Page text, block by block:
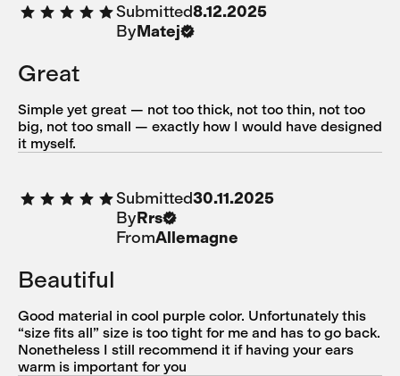
Submitted8.12.2025
ByMatej
Great
Simple yet great — not too thick, not too thin, not too
big, not too small — exactly how I would have designed
it myself.
Submitted30.11.2025
ByRrs
FromAllemagne
Beautiful
Good material in cool purple color. Unfortunately this
“size fits all” size is too tight for me and has to go back.
Nonetheless I still recommend it if having your ears
warm is important for you